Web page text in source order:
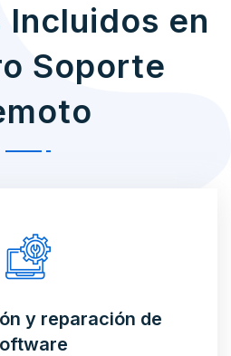
en
Soporte
y reparación de